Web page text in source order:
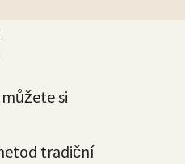
si
tradiční